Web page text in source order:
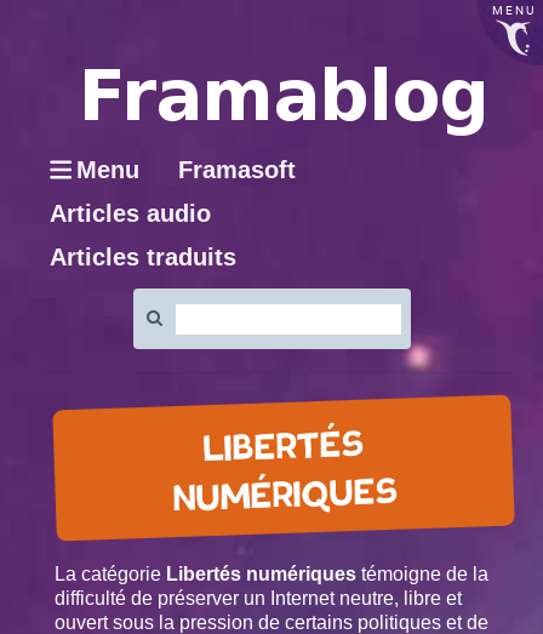
MENU
Menu
Framasoft
Articles audio
Articles traduits
:
LIBERTÉS
NUMÉRIQUES
La catégorie Libertés numériques témoigne de la
difficulté de préserver un Internet neutre, libre et
ouvert sous la pression de certains politiques et de